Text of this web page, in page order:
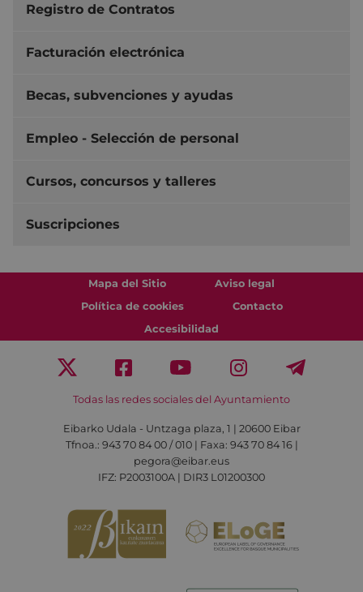
Registro de Contratos
Facturación electrónica
Becas, subvenciones y ayudas
Empleo - Selección de personal
Cursos, concursos y talleres
Suscripciones
Mapa del Sitio
Aviso legal
Política de cookies
Contacto
Accesibilidad
Todas las redes sociales del Ayuntamiento
Eibarko Udala - Untzaga plaza, 1 | 20600 Eibar
Tfnoa.: 943 70 84 00 / 010 | Faxa: 943 70 84 16 |
pegora@eibar.eus
IFZ: P2003100A | DIR3 L01200300